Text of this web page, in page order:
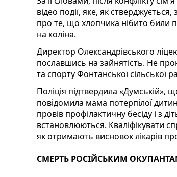
відео події, яке, як
про те, що хлопчика нібито били
на коліна.
Директор Олександрівського
пославшись на зайнятість. Не
та спорту Фонтанської сільської
Поліція підтвердила
повідомила мама потерпілої
провів профілактичну бесіду і з
встановлюються. Кваліфікувати
як отримають висновок лікарів
СМЕРТЬ РОСІЙСЬКИМ